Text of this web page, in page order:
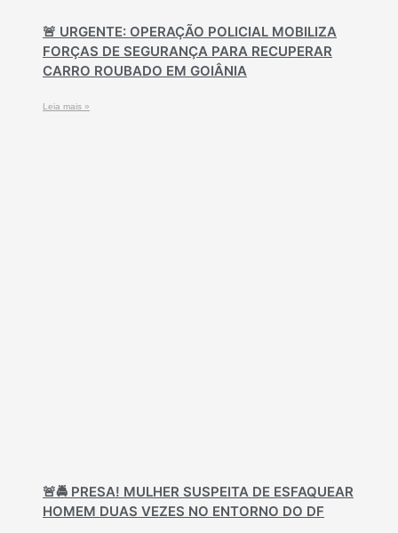
🚨 URGENTE: OPERAÇÃO POLICIAL MOBILIZA
FORÇAS DE SEGURANÇA PARA RECUPERAR
CARRO ROUBADO EM GOIÂNIA
Leia mais »
🚨🚔 PRESA! MULHER SUSPEITA DE ESFAQUEAR
HOMEM DUAS VEZES NO ENTORNO DO DF